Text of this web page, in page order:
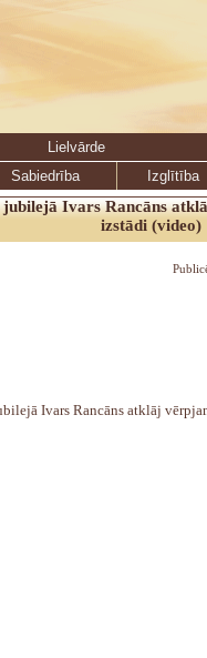
Lielvārde
Sabiedrība
Izglītība
jubilejā Ivars Rancāns
izstādi (video)
Ivars Rancāns atklāj